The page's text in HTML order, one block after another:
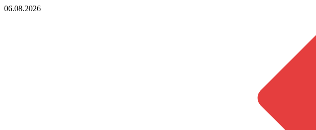
06.08.2026